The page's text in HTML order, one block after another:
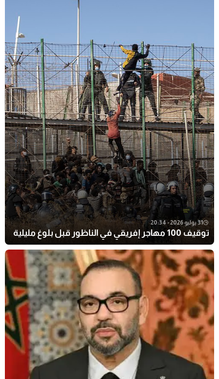
31 يوليو 2026 - 20:34
توقيف 100 مهاجر إفريقي في الناظور قبل بلوغ مليلية